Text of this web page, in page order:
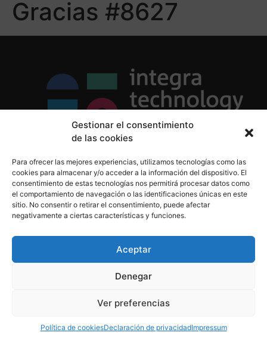
Gestionar el consentimiento
de las cookies
Para ofrecer las mejores experiencias, utilizamos tecnologías como las
cookies para almacenar y/o acceder a la información del dispositivo. El
consentimiento de estas tecnologías nos permitirá procesar datos como
el comportamiento de navegación o las identificaciones únicas en este
sitio. No consentir o retirar el consentimiento, puede afectar
negativamente a ciertas características y funciones.
Aceptar
Denegar
Ver preferencias
Política de cookiesDeclaración de privacidadImpressum
Gracias #8627
Política de Cookies
Aviso Legal
910 607 564
derechos reservados